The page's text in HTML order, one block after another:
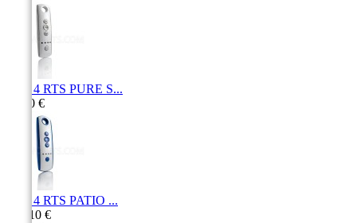
Telis 4 RTS PURE S...
56,50 €
Telis 4 RTS PATIO ...
114,10 €